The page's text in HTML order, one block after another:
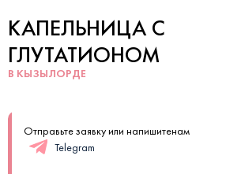
КАПЕЛЬНИЦА С
ГЛУТАТИОНОМ
В КЫЗЫЛОРДЕ
Отправьте заявку или напишитенам
Telegram